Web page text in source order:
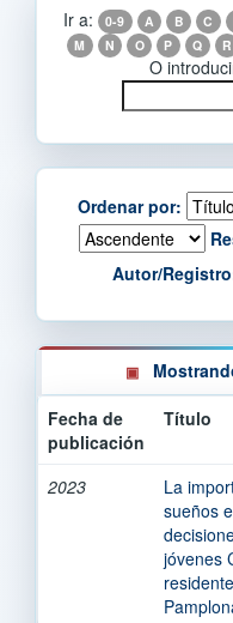
Ir a: 0-9 A B C
M
N O P Q R
O
Ordenar por:
Autor/
Fecha de
publicación
Título
2023
La
sueños
jóvenes